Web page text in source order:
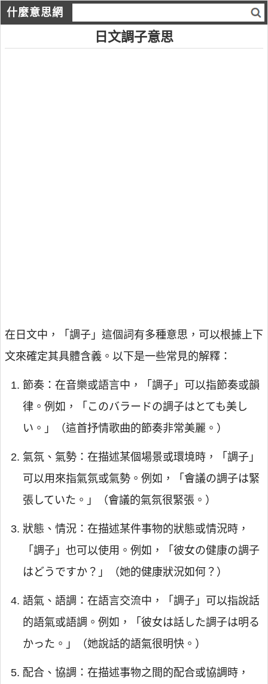
什麼意思網
日文調子意思
在日文中，「調子」這個詞有多種意思，可以根據上下
文來確定其具體含義。以下是一些常見的解釋：
節奏：在音樂或語言中，「調子」可以指節奏或韻
律。例如，「このバラードの調子はとても美し
い。」（這首抒情歌曲的節奏非常美麗。）
氣氛、氣勢：在描述某個場景或環境時，「調子」
可以用來指氣氛或氣勢。例如，「會議の調子は緊
張していた。」（會議的氣氛很緊張。）
狀態、情況：在描述某件事物的狀態或情況時，
「調子」也可以使用。例如，「彼女の健康の調子
はどうですか？」（她的健康狀況如何？）
語氣、語調：在語言交流中，「調子」可以指說話
的語氣或語調。例如，「彼女は話した調子は明る
かった。」（她說話的語氣很明快。）
配合、協調：在描述事物之間的配合或協調時，